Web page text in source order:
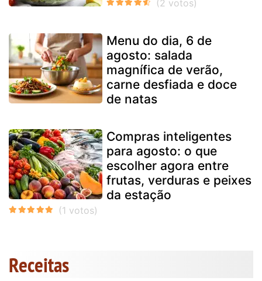
Menu do dia, 6 de
agosto: salada
magnífica de verão,
carne desfiada e doce
de natas
Compras inteligentes
para agosto: o que
escolher agora entre
frutas, verduras e peixes
da estação
Receitas